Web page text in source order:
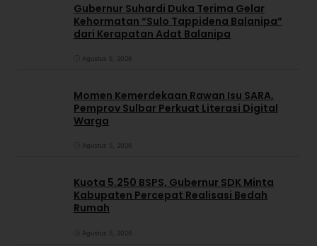
Gubernur Suhardi Duka Terima Gelar
Kehormatan “Sulo Tappidena Balanipa”
dari Kerapatan Adat Balanipa
Agustus 5, 2026
Momen Kemerdekaan Rawan Isu SARA,
Pemprov Sulbar Perkuat Literasi Digital
Warga
Agustus 5, 2026
Kuota 5.250 BSPS, Gubernur SDK Minta
Kabupaten Percepat Realisasi Bedah
Rumah
Agustus 5, 2026